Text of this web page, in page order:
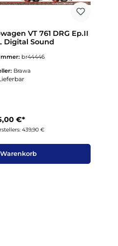
VT 761 DRG Ep.II
Digital Sound
br44446
Brawa
€*
439,90 €